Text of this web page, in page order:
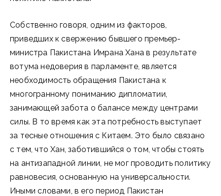
Собственно говоря, одним из факторов,
приведших к свержению бывшего премьер-
министра Пакистана Имрана Хана в результате
вотума недоверия в парламенте, является
необходимость обращения Пакистана к
многогранному пониманию дипломатии,
занимающей забота о балансе между центрами
силы. В то время как эта потребность выступает
за тесные отношения с Китаем. Это было связано
с тем, что Хан, заботившийся о том, чтобы стоять
на антизападной линии, не мог проводить политику
равновесия, основанную на универсальности.
Иными словами, в его период Пакистан